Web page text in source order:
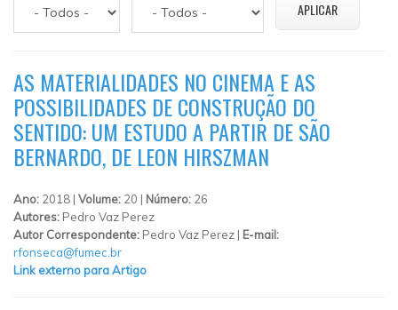
AS MATERIALIDADES NO CINEMA E AS
POSSIBILIDADES DE CONSTRUÇÃO DO
SENTIDO: UM ESTUDO A PARTIR DE SÃO
BERNARDO, DE LEON HIRSZMAN
Ano: 2018 | Volume: 20 | Número: 26
Autores: Pedro Vaz Perez
Autor Correspondente: Pedro Vaz Perez | E-mail:
rfonseca@fumec.br
Link externo para Artigo